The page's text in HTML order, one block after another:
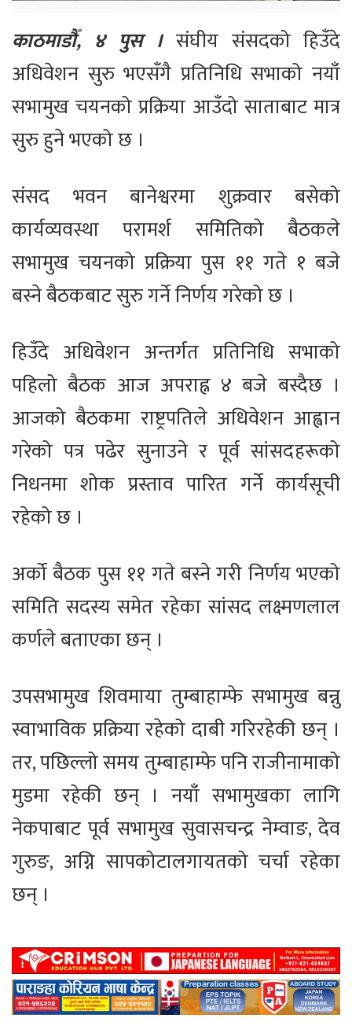
काठमाडौँ, ४ पुस ।स‌ंघीय संसदको हिउँदे
अधिवेशन सुरु भएसँगै प्रतिनिधि सभाको नयाँ
सभामुख चयनको प्रक्रिया आउँदो साताबाट मात्र
सुरु हुने भएको छ ।
संसद भवन बानेश्वरमा शुक्रवार बसेको
कार्यव्यवस्था परामर्श समितिको बैठकले
सभामुख चयनको प्रक्रिया पुस ११ गते १ बजे
बस्ने बैठकबाट सुरु गर्ने निर्णय गरेको छ ।
हिउँदे अधिवेशन अन्तर्गत प्रतिनिधि सभाको
पहिलो बैठक आज अपराह्न ४ बजे बस्दैछ ।
आजको बैठकमा राष्ट्रपतिले अधिवेशन आह्वान
गरेको पत्र पढेर सुनाउने र पूर्व सांसदहरूको
निधनमा शोक प्रस्ताव पारित गर्ने कार्यसूची
रहेको छ ।
अर्को बैठक पुस ११ गते बस्ने गरी निर्णय भएको
समिति सदस्य समेत रहेका सांसद लक्ष्मणलाल
कर्णले बताएका छन् ।
उपसभामुख शिवमाया तुम्बाहाम्फे सभामुख बन्नु
स्वाभाविक प्रक्रिया रहेको दाबी गरिरहेकी छन् ।
तर, पछिल्लो समय तुम्बाहाम्फे पनि राजीनामाको
मुडमा रहेकी छन् । नयाँ सभामुखका लागि
नेकपाबाट पूर्व सभामुख सुवासचन्द्र नेम्वाङ, देव
गुरुङ, अग्नि सापकोटालगायतको चर्चा रहेका
छन् ।